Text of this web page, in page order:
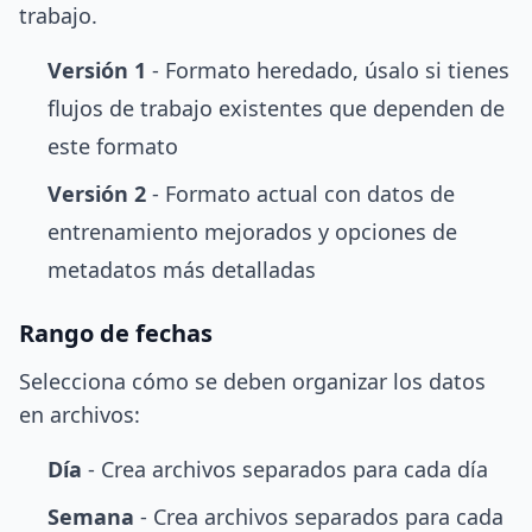
trabajo.
Versión 1 - Formato heredado, úsalo si tienes
flujos de trabajo existentes que dependen de
este formato
Versión 2 - Formato actual con datos de
entrenamiento mejorados y opciones de
metadatos más detalladas
Rango de fechas
Selecciona cómo se deben organizar los datos
en archivos:
Día - Crea archivos separados para cada día
Semana - Crea archivos separados para cada